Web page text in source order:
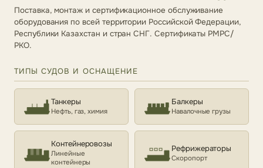
Поставка, монтаж и сертификационное обслуживание
оборудования по всей территории Российской Федерации,
Республики Казахстан и стран СНГ. Сертификаты РМРС/
РКО.
ТИПЫ СУДОВ И ОСНАЩЕНИЕ
Танкеры
Нефть, газ, химия
Балкеры
Навалочные грузы
Контейнеровозы
Линейные
контейнеры
Рефрижераторы
Скоропорт